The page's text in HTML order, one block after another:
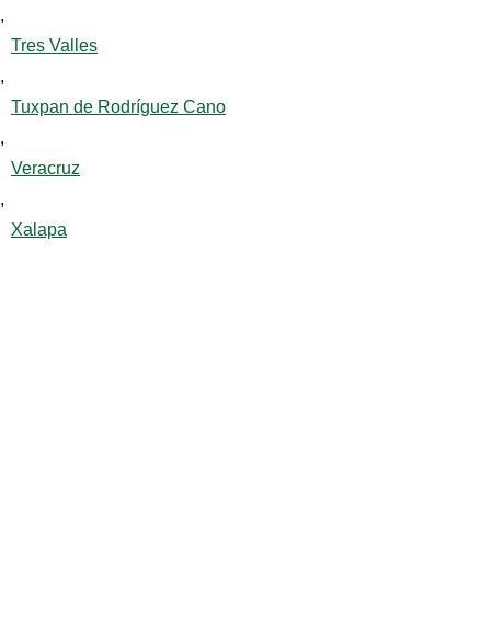
,
Tres Valles
,
Tuxpan de Rodríguez Cano
,
Veracruz
,
Xalapa